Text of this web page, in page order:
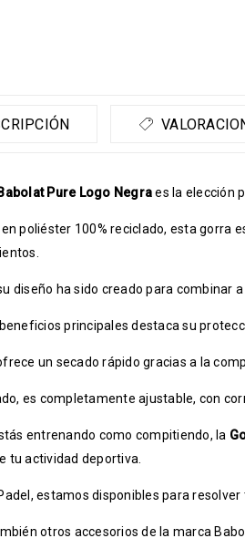
Pure Logo Negraes la elección
en poliéster 100% reciclado, esta
diseño ha sido creado para combinar
principales destaca su
un secado rápido gracias a la
es completamente ajustable, con
entrenando como compitiendo, la
tu actividad deportiva.
estamos disponibles para resolver
otros accesorios de la marca